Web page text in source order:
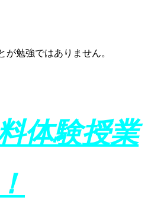
が勉強ではありません。
体験授業